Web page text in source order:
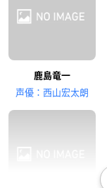
種﨑敦美
狸塚数馬
鹿島竜一
声優：西山宏太朗